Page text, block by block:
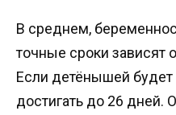
В среднем,
точные сроки зависят
Если детёнышей
достигать до 26 дней.